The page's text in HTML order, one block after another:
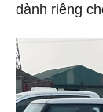
dành riêng